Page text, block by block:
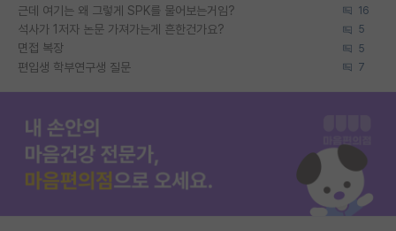
근데 여기는 왜 그렇게 SPK를 물어보는거임? 16
석사가 1저자 논문 가져가는게 흔한건가요? 5
면접 복장 5
편입생 학부연구생 질문 7